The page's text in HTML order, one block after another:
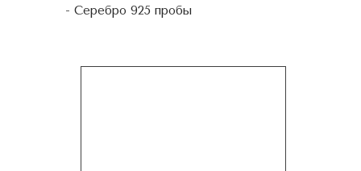
- Серебро 925 пробы